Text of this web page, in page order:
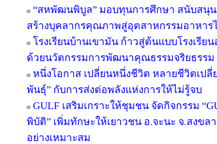
“สหพัฒนพิบูล” มอบทุนการศึกษา สนับสนุ
สร้างบุคลากรคุณภาพสู่อุตสาหกรรมอาหาร
โรงเรียนบ้านเขามัน ก้าวสู่ต้นแบบโรงเรีย
ด้วยนวัตกรรมการพัฒนาคุณธรรมจริยธรรม
หนึ่งโอกาส เปลี่ยนหนึ่งชีวิต หลายชีวิตเปลี่
พันธุ์” กับการส่งต่อพลังแห่งการให้ไม่รู้จบ
GULF เสริมเกราะให้ชุมชน จัดกิจกรรม
พิบัติ” เพิ่มทักษะให้เยาวชน อ.จะนะ จ.สงข
อย่างเหมาะสม